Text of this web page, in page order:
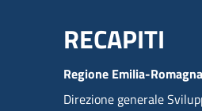
Menu
RECAPITI
Regione Emilia-Romagna
Direzione generale